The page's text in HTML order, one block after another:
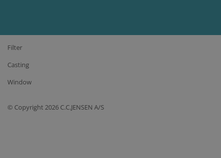
Filter
Casting
Window
© Copyright 2026 C.C.JENSEN A/S